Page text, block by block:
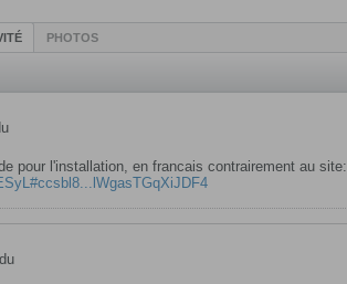
PHOTOS
pour l'installation, en francais contrairement au site: